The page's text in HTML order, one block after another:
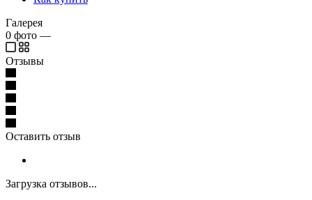
Галерея
0 фото —
Отзывы
Оставить отзыв
Загрузка отзывов...